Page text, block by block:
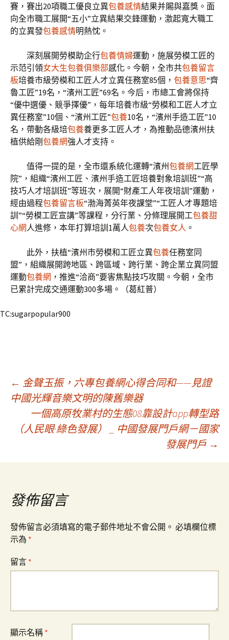
賽，賽出20項職工優良立異包養感情結果并賜與嘉獎。面
向全市職工展開“五小”立異結果交鋒運動，激起寬大職工
的立異發包養感情明熱忱。
深刻展開勞模助企行包養情婦運動，施展勞模工匠的
示范引領女大生包養俱樂部感化。今朝，全市共包養留言
板培養市級勞模和工匠人才立異任務室85個， 包養意思“齊
魯工匠”19名，“濱州工匠”69名。今后，市總工會將保持
“優中選優、競爭擇優”，每年培養市級“勞模和工匠人才立
異任務室”10個、“濱州工匠”包養10名，“濱州手造工匠”10
名，帶動各級培包養養更多工匠人才，為推動品德濱州扶
植供給剛包養網強人才支持。
值得一提的是，全市還系統化運轉“濱州包養網工匠學
院”，組織“濱州工匠、濱州手造工匠培養對象培訓班”“高
技巧人才培訓班”等班次，展開“財產工人年夜培訓”運動，
經由過程包養留言板“渤海菁英年夜課堂”“工匠人才專題培
訓”“勞模工匠宣講”等課程，分行業、分條理展開工包養甜
心網人進修，本年打算培訓1萬人包養次包養女人 。
此外，扶植“濱州市勞模和工匠立異包養任務室同
盟”，組織展開跨地區、跨區域、跨行業、跨企業立異同盟
運動包養網 ，推進“洽商”要害焦點技巧攻關。今朝，全市
已累計完成交通運動300多場。（葛紅普）
TC:sugarpopular900
文
章
導
覽
← 金聲玉振，六專包養網心得合同和——見證
中國光輝音樂文明的陳舊樂器
一個高原牧業村的生態08靠設計app轉型路
（人民眼·綠色發展） _ 中國發展門戶網－國家
發展門戶 →
發佈留言
發佈留言必須填寫的電子郵件地址不會公開。 必填欄位標
示為 *
留言 *
顯示名稱 *